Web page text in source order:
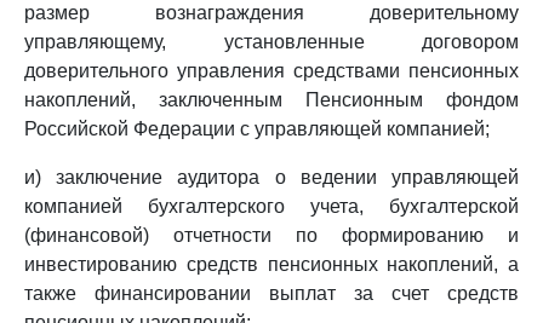
размер вознаграждения доверительному
управляющему, установленные договором
доверительного управления средствами пенсионных
накоплений, заключенным Пенсионным фондом
Российской Федерации с управляющей компанией;
и) заключение аудитора о ведении управляющей
компанией бухгалтерского учета, бухгалтерской
(финансовой) отчетности по формированию и
инвестированию средств пенсионных накоплений, а
также финансировании выплат за счет средств